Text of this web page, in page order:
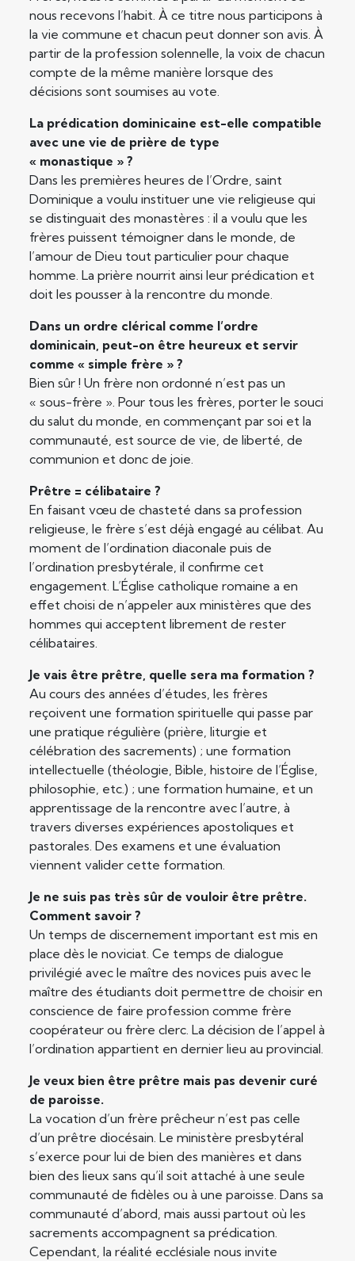
nous recevons l’habit. À ce titre nous participons à
la vie commune et chacun peut donner son avis. À
partir de la profession solennelle, la voix de chacun
compte de la même manière lorsque des
décisions sont soumises au vote.
La prédication dominicaine est-elle compatible
avec une vie de prière de type
« monastique » ?
Dans les premières heures de l’Ordre, saint
Dominique a voulu instituer une vie religieuse qui
se distinguait des monastères : il a voulu que les
frères puissent témoigner dans le monde, de
l’amour de Dieu tout particulier pour chaque
homme. La prière nourrit ainsi leur prédication et
doit les pousser à la rencontre du monde.
Dans un ordre clérical comme l’ordre
dominicain, peut-on être heureux et servir
comme « simple frère » ?
Bien sûr ! Un frère non ordonné n’est pas un
« sous-frère ». Pour tous les frères, porter le souci
du salut du monde, en commençant par soi et la
communauté, est source de vie, de liberté, de
communion et donc de joie.
Prêtre = célibataire ?
En faisant vœu de chasteté dans sa profession
religieuse, le frère s’est déjà engagé au célibat. Au
moment de l’ordination diaconale puis de
l’ordination presbytérale, il confirme cet
engagement. L’Église catholique romaine a en
effet choisi de n’appeler aux ministères que des
hommes qui acceptent librement de rester
célibataires.
Je vais être prêtre, quelle sera ma formation ?
Au cours des années d’études, les frères
reçoivent une formation spirituelle qui passe par
une pratique régulière (prière, liturgie et
célébration des sacrements) ; une formation
intellectuelle (théologie, Bible, histoire de l’Église,
philosophie, etc.) ; une formation humaine, et un
apprentissage de la rencontre avec l’autre, à
travers diverses expériences apostoliques et
pastorales. Des examens et une évaluation
viennent valider cette formation.
Je ne suis pas très sûr de vouloir être prêtre.
Comment savoir ?
Un temps de discernement important est mis en
place dès le noviciat. Ce temps de dialogue
privilégié avec le maître des novices puis avec le
maître des étudiants doit permettre de choisir en
conscience de faire profession comme frère
coopérateur ou frère clerc. La décision de l’appel à
l’ordination appartient en dernier lieu au provincial.
Je veux bien être prêtre mais pas devenir curé
de paroisse.
La vocation d’un frère prêcheur n’est pas celle
d’un prêtre diocésain. Le ministère presbytéral
s’exerce pour lui de bien des manières et dans
bien des lieux sans qu’il soit attaché à une seule
communauté de fidèles ou à une paroisse. Dans sa
communauté d’abord, mais aussi partout où les
sacrements accompagnent sa prédication.
Cependant, la réalité ecclésiale nous invite